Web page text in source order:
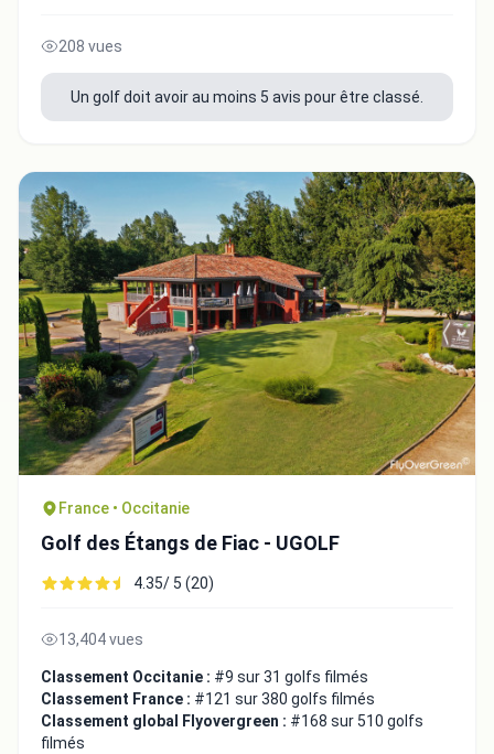
208 vues
Un golf doit avoir au moins 5 avis pour être classé.
France • Occitanie
Golf des Étangs de Fiac - UGOLF
4.35/ 5 (20)
13,404 vues
Classement Occitanie : #9 sur 31 golfs filmés
Classement France : #121 sur 380 golfs filmés
Classement global Flyovergreen : #168 sur 510 golfs
filmés